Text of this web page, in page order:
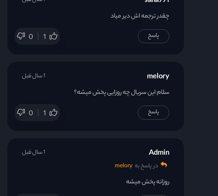
چقدر ترجمه اش دیر میاد
0 1 پاسخ
melory
سلام این سریال چه روزایی پخش میشه؟
0 1
1 سال قبل
پاسخ
Admin
در پاسخ به melory
روزانه پخش میشه
1 سال قبل